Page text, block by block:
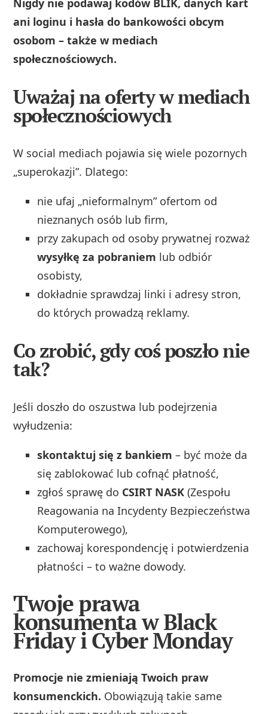
ani loginu i hasła do bankowości obcym
osobom – także w mediach
społecznościowych.
Uważaj na oferty w mediach
społecznościowych
W social mediach pojawia się wiele pozornych
„superokazji”. Dlatego:
nie ufaj „nieformalnym” ofertom od
nieznanych osób lub firm,
przy zakupach od osoby prywatnej rozważ
wysyłkę za pobraniem lub odbiór
osobisty,
dokładnie sprawdzaj linki i adresy stron,
do których prowadzą reklamy.
Co zrobić, gdy coś poszło nie
tak?
Jeśli doszło do oszustwa lub podejrzenia
wyłudzenia:
skontaktuj się z bankiem – być może da
się zablokować lub cofnąć płatność,
zgłoś sprawę do CSIRT NASK (Zespołu
Reagowania na Incydenty Bezpieczeństwa
Komputerowego),
zachowaj korespondencję i potwierdzenia
płatności – to ważne dowody.
Twoje prawa
konsumenta w Black
Friday i Cyber Monday
Promocje nie zmieniają Twoich praw
konsumenckich. Obowiązują takie same